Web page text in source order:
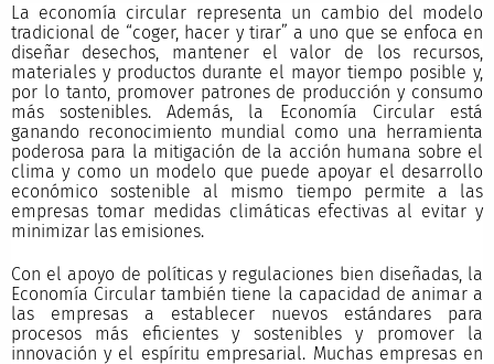
La economía circular representa un cambio del modelo
tradicional de “coger, hacer y tirar” a uno que se enfoca en
diseñar desechos, mantener el valor de los recursos,
materiales y productos durante el mayor tiempo posible y,
por lo tanto, promover patrones de producción y consumo
más sostenibles. Además, la Economía Circular está
ganando reconocimiento mundial como una herramienta
poderosa para la mitigación de la acción humana sobre el
clima y como un modelo que puede apoyar el desarrollo
económico sostenible al mismo tiempo permite a las
empresas tomar medidas climáticas efectivas al evitar y
minimizar las emisiones.
Con el apoyo de políticas y regulaciones bien diseñadas, la
Economía Circular también tiene la capacidad de animar a
las empresas a establecer nuevos estándares para
procesos más eficientes y sostenibles y promover la
innovación y el espíritu empresarial. Muchas empresas en